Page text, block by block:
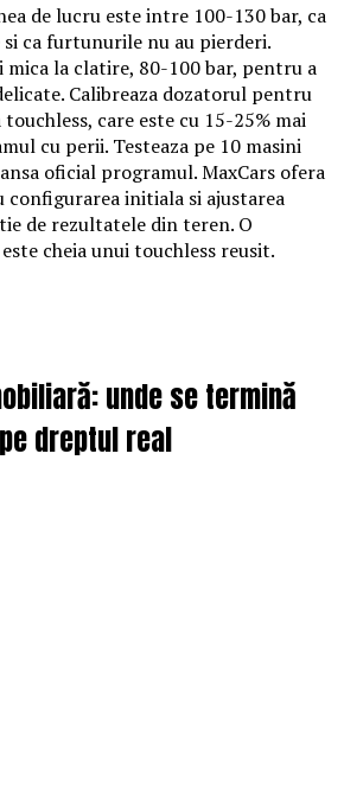
de lucru este intre 100-130 bar, ca
ca furtunurile nu au pierderi.
mica la clatire, 80-100 bar, pentru a
Calibreaza dozatorul pentru
care este cu 15-25% mai
cu perii. Testeaza pe 10 masini
oficial programul. MaxCars ofera
initiala si ajustarea
de rezultatele din teren. O
cheia unui touchless reusit.
unde se termină
dreptul real